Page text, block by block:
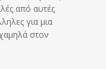
από αυτές
για μια
στον